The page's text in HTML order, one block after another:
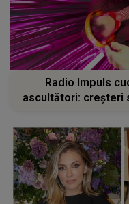
Radio Impuls
ascultători: creșteri